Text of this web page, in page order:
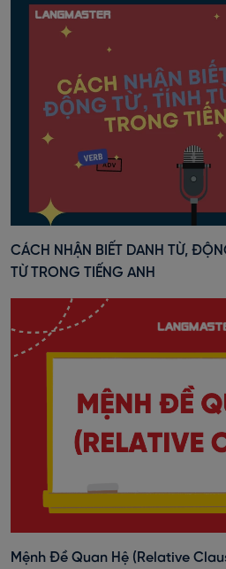
CÁCH NHẬN BIẾT DANH TỪ,
TỪ TRONG TIẾNG ANH
Mệnh Đề Quan Hệ (Relative